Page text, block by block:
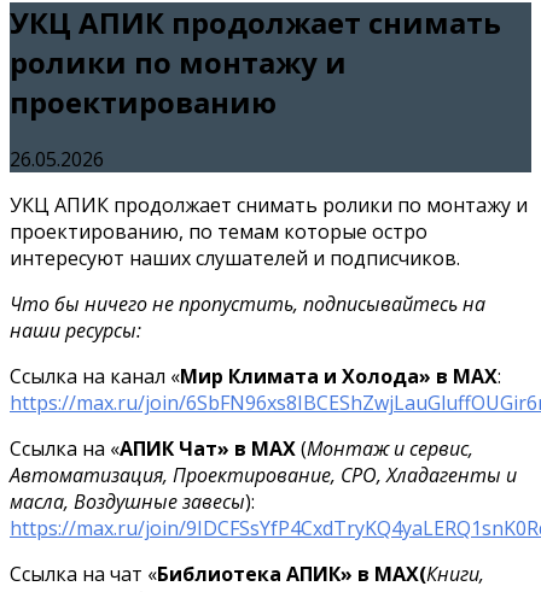
УКЦ АПИК продолжает снимать
ролики по монтажу и
проектированию
26.05.2026
УКЦ АПИК продолжает снимать ролики по монтажу и
проектированию, по темам которые остро
интересуют наших слушателей и подписчиков.
Что бы ничего не пропустить, подписывайтесь на
наши ресурсы:
Ссылка на канал «Мир Климата и Холода» в МАХ:
https://max.ru/join/
Ссылка на «АПИК Чат» в МАХ(Монтаж и сервис,
Автоматизация, Проектирование, СРО, Хладагенты и
масла, Воздушные завесы):
https://max.ru/join/
Ссылка на чат «Библиотека АПИК» в МАХ(Книги,